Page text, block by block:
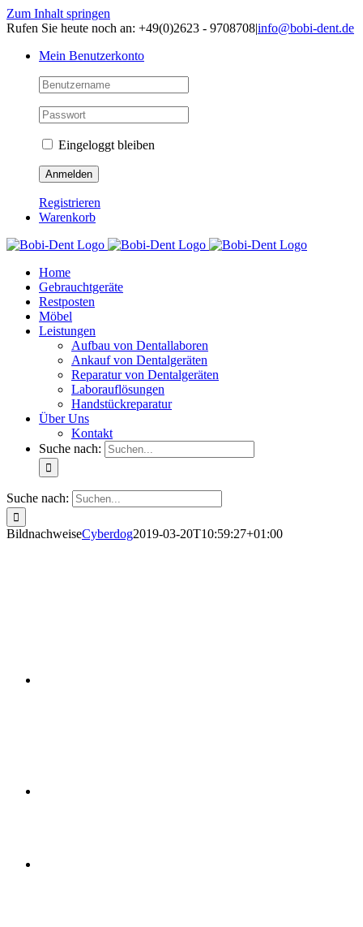
Zum Inhalt springen
Rufen Sie heute noch an: +49(0)2623 - 9708708|info@bobi-dent.de
Mein Benutzerkonto
Eingeloggt bleiben
Registrieren
Warenkorb
Home
Gebrauchtgeräte
Restposten
Möbel
Leistungen
Aufbau von Dentallaboren
Ankauf von Dentalgeräten
Reparatur von Dentalgeräten
Laborauflösungen
Handstückreparatur
Über Uns
Kontakt
Suche nach:
Suche nach:
BildnachweiseCyberdog2019-03-20T10:59:27+01:00